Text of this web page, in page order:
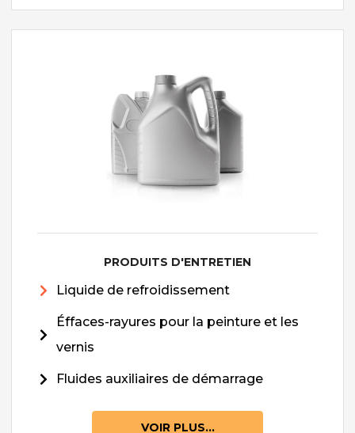
PRODUITS D'ENTRETIEN
Liquide de refroidissement
Éffaces-rayures pour la peinture et les
vernis
Fluides auxiliaires de démarrage
VOIR PLUS...